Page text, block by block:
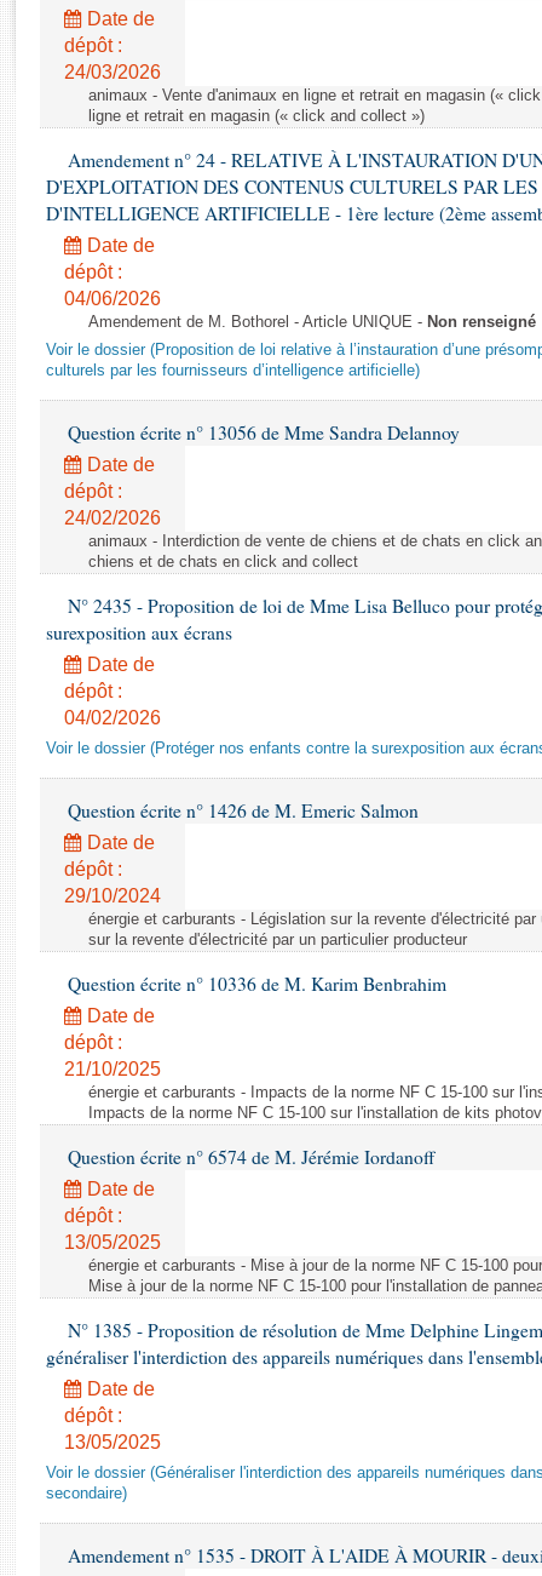
Rapports législatifs
Rapports sur l'application des lois
Baromètre de l’application des lois
Dossiers législatifs
Budget et sécurité sociale
Questions écrites et orales
Comptes rendus des débats
Date de
dépôt :
24/03/2026
animaux - Vente d'animaux en ligne et retrait en magasin («
ligne et retrait en magasin (« click and collect »)
Amendement n° 24 - RELATIVE À L'INSTAURATION
D'EXPLOITATION DES CONTENUS CULTURELS PAR LES
D'INTELLIGENCE ARTIFICIELLE - 1ère lecture (2ème
Date de
dépôt :
04/06/2026
Amendement de M. Bothorel - Article UNIQUE - Non renseigné
Voir le dossier (Proposition de loi relative à l’instauration d’une
culturels par les fournisseurs d’intelligence artificielle)
Question écrite n° 13056 de Mme Sandra Delannoy
Date de
dépôt :
24/02/2026
animaux - Interdiction de vente de chiens et de chats en click
chiens et de chats en click and collect
N° 2435 - Proposition de loi de Mme Lisa Belluco pour
surexposition aux écrans
Date de
dépôt :
04/02/2026
Voir le dossier (Protéger nos enfants contre la surexposition aux
Question écrite n° 1426 de M. Emeric Salmon
Date de
dépôt :
29/10/2024
énergie et carburants - Législation sur la revente d'électricité
sur la revente d'électricité par un particulier producteur
Question écrite n° 10336 de M. Karim Benbrahim
Date de
dépôt :
21/10/2025
énergie et carburants - Impacts de la norme NF C 15-100 sur
Impacts de la norme NF C 15-100 sur l'installation de kits
Question écrite n° 6574 de M. Jérémie Iordanoff
Date de
dépôt :
13/05/2025
énergie et carburants - Mise à jour de la norme NF C 15-100
Mise à jour de la norme NF C 15-100 pour l'installation de
N° 1385 - Proposition de résolution de Mme Delphine
généraliser l'interdiction des appareils numériques dans
Date de
dépôt :
13/05/2025
Voir le dossier (Généraliser l'interdiction des appareils numériques
secondaire)
Amendement n° 1535 - DROIT À L'AIDE À MOURIR -